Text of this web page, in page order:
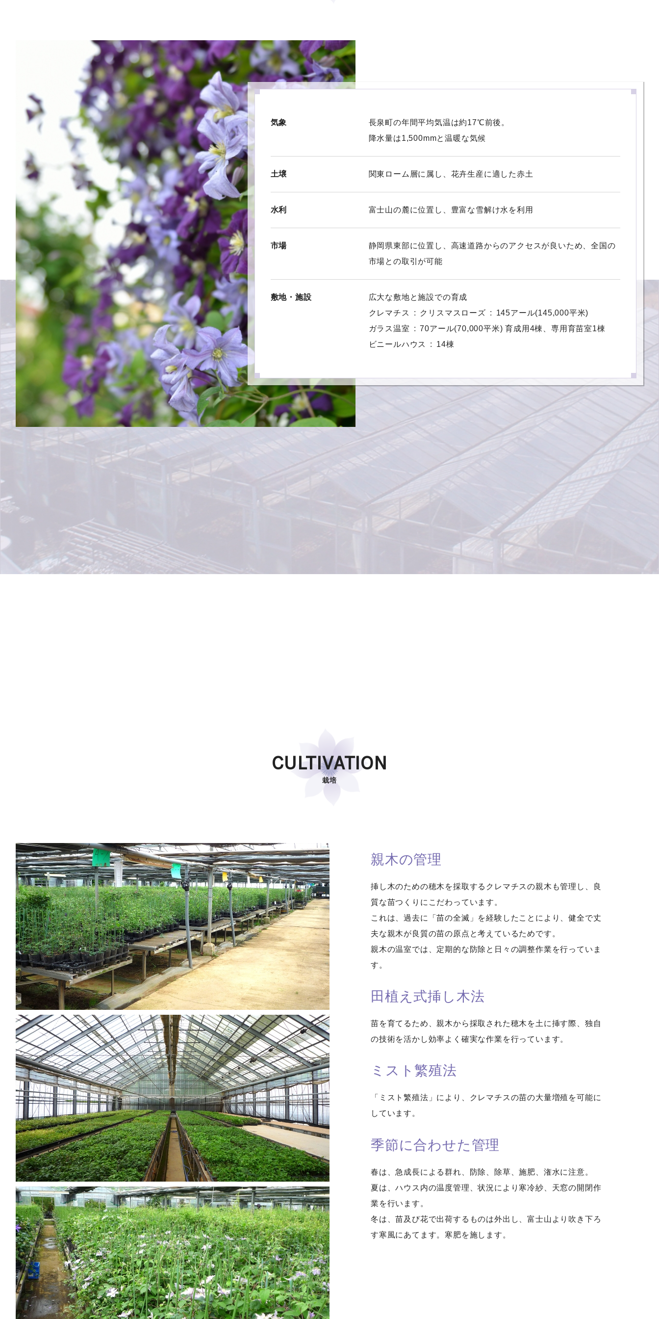
気象
長泉町の年間平均気温は約17℃前後。
降水量は1,500mmと温暖な気候
土壌 関東ローム層に属し、花卉生産に適した赤土
水利 富士山の麓に位置し、豊富な雪解け水を利用
市場
静岡県東部に位置し、高速道路からのアクセスが良いため、全国の
市場との取引が可能
敷地・施設
広大な敷地と施設での育成
クレマチス
145アール(145,000平米)
クリスマスローズ
70アール(70,000平米)
ガラス温室
育成用4棟、専用育苗室1棟
ビニールハウス
14棟
CULTIVATION
栽培
親木の管理
挿し木のための穂木を採取するクレマチスの親木も管理し、良
質な苗つくりにこだわっています。
これは、過去に「苗の全滅」を経験したことにより、健全で丈
夫な親木が良質の苗の原点と考えているためです。
親木の温室では、定期的な防除と日々の調整作業を行っていま
す。
田植え式挿し木法
苗を育てるため、親木から採取された穂木を土に挿す際、独自
の技術を活かし効率よく確実な作業を行っています。
ミスト繁殖法
「ミスト繁殖法」により、クレマチスの苗の大量増殖を可能に
しています。
季節に合わせた管理
春は、急成長による群れ、防除、除草、施肥、潅水に注意。
夏は、ハウス内の温度管理、状況により寒冷紗、天窓の開閉作
業を行います。
冬は、苗及び花で出荷するものは外出し、富士山より吹き下ろ
す寒風にあてます。寒肥を施します。